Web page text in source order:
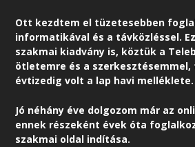
Ott kezdtem el tüzetesebben
informatikával és a távközléssel.
szakmai kiadvány is, köztük a
ötletemre és a
évtizedig volt a lap havi melléklete.
Jó néhány éve dolgozom már az
ennek részeként évek óta
szakmai oldal indítása.